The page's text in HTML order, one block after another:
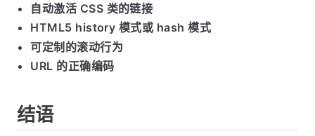
自动激活 CSS 类的链接
HTML5 history 模式或 hash 模式
可定制的滚动行为
URL 的正确编码
结语